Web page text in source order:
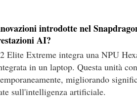
introdotte nel
AI?
Elite Extreme integra una NPU
in un laptop. Questa unità
migliorando
sull'intelligenza artificiale.